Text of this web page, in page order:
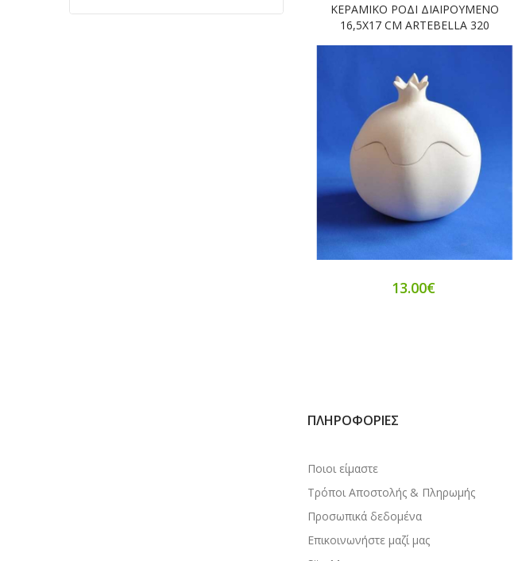
ΚΕΡΑΜΙΚΟ ΡΟΔΙ ΔΙΑΙΡΟΥΜΕΝΟ
16,5Χ17 CM ARTEBELLA 320
13.00€
ΠΛΗΡΟΦΟΡΊΕΣ
Ποιοι είμαστε
Τρόποι Αποστολής & Πληρωμής
Προσωπικά δεδομένα
Επικοινωνήστε μαζί μας